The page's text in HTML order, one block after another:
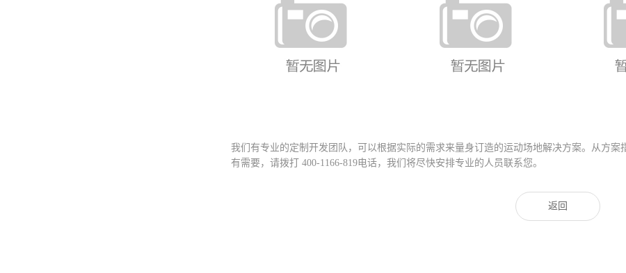
FY-006 钢结构冲孔休闲椅 FY-016 铝合金座椅 FY-
我们有专业的定制开发团队，可以根据实际的需求来量身订造的运动场地解决方案。从方
有需要，请拨打 400-1166-819电话，我们将尽快安排专业的人员联系您。
返回